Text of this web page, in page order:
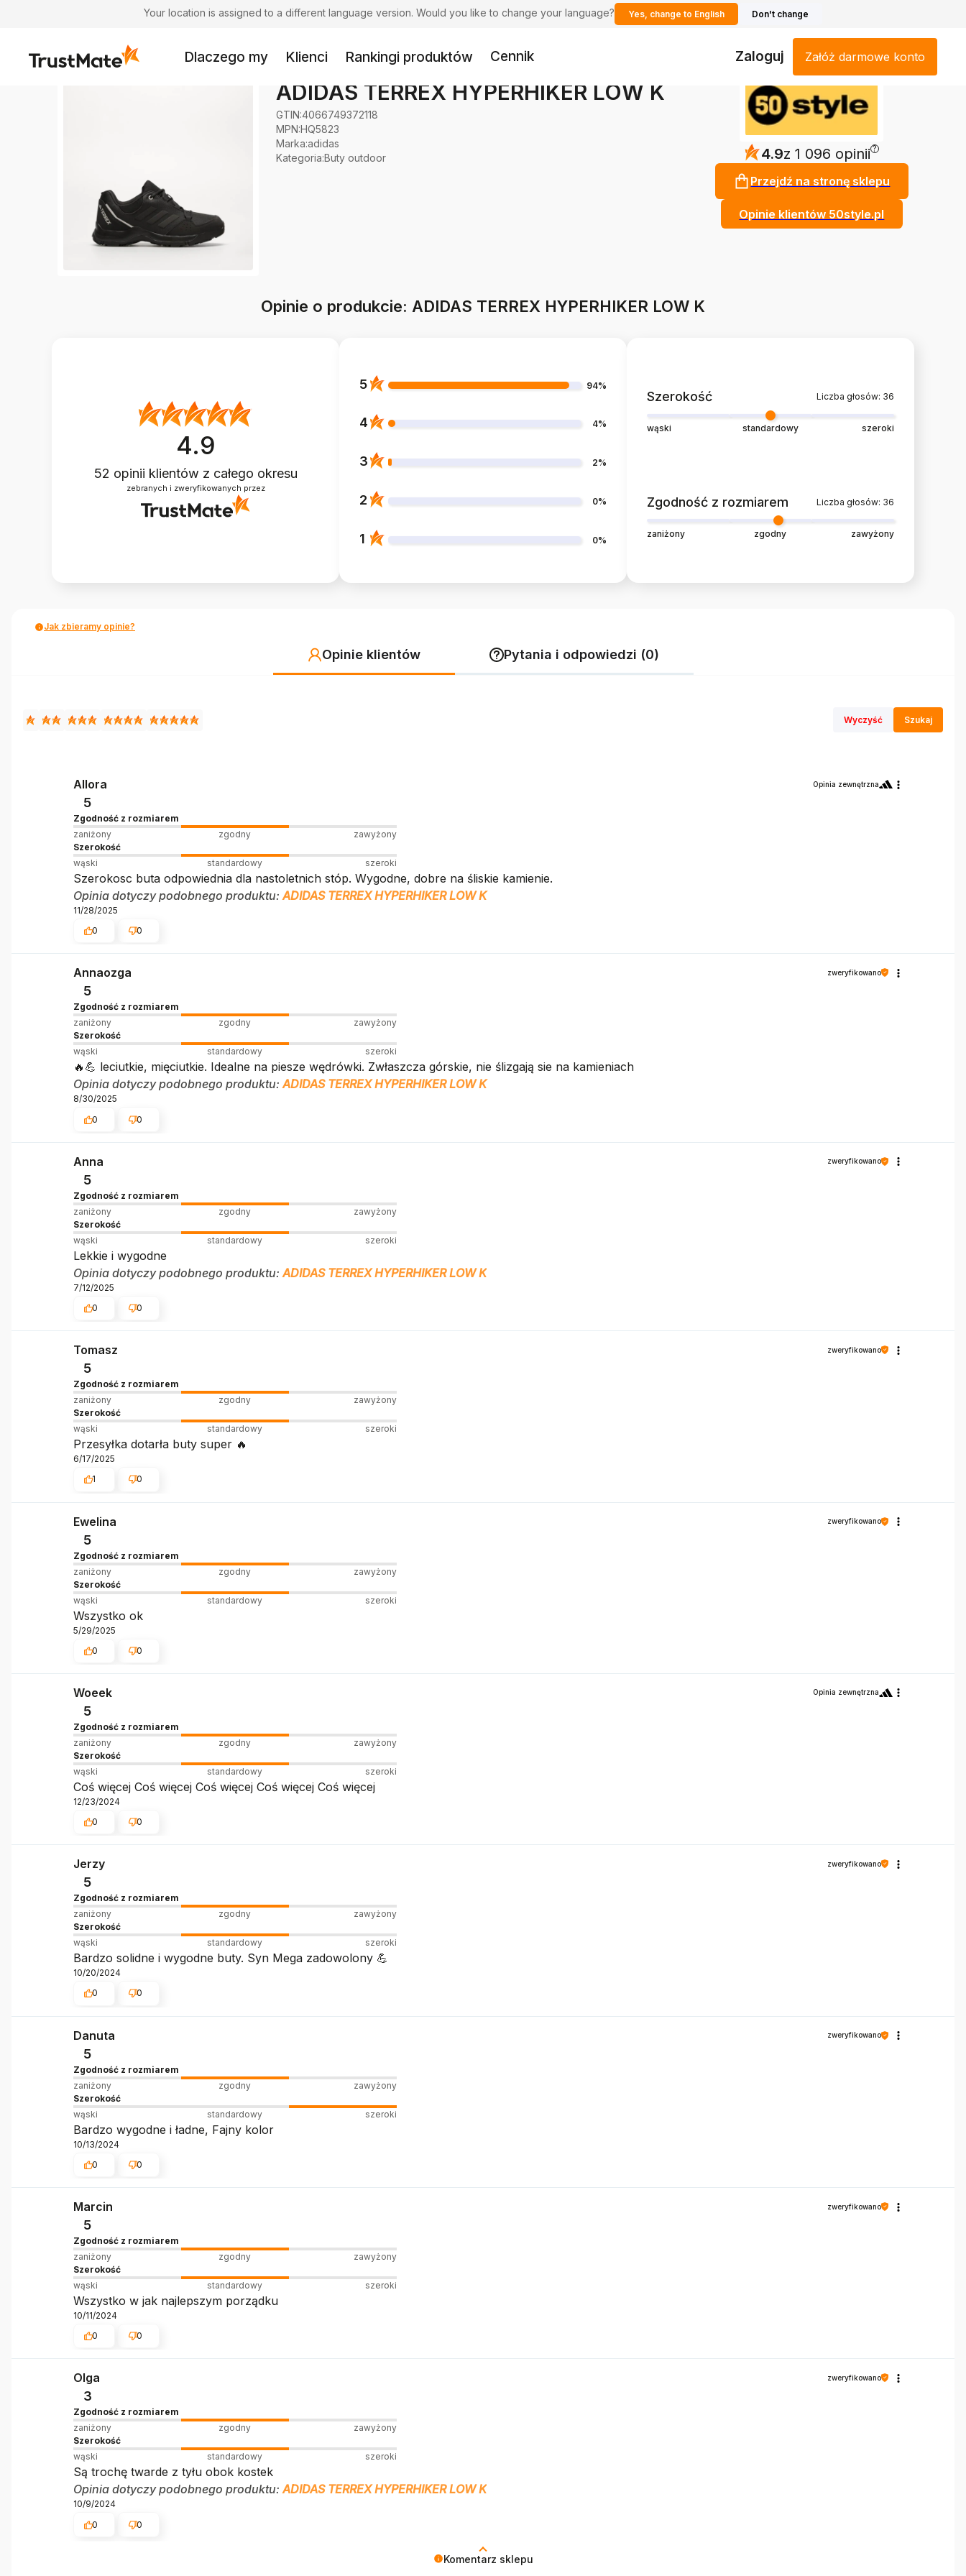
Your location is assigned to a different language version. Would you like to change your language? Yes, change to English Don't change
Dlaczego my Klienci Rankingi produktów Cennik Zaloguj Załóż darmowe konto
ADIDAS TERREX HYPERHIKER LOW K
GTIN:4066749372118
MPN:HQ5823
Marka:adidas
Kategoria:Buty outdoor 4.9z 1 096 opinii ?
Przejdź na stronę sklepu
Opinie klientów 50style.pl
Opinie o produkcie: ADIDAS TERREX HYPERHIKER LOW K
4.9
52 opinii klientów z całego okresu
zebranych i zweryfikowanych przez
5 94%
4 4%
3 2%
2 0%
1 0%
Szerokość Liczba głosów: 36
wąski standardowy szeroki
Zgodność z rozmiarem Liczba głosów: 36
zaniżony zgodny zawyżony
Jak zbieramy opinie?
Opinie klientów Pytania i odpowiedzi (0)
Wyczyść Szukaj
Allora Opinia zewnętrzna
5
Zgodność z rozmiarem
zaniżony
zgodny
zawyżony
Szerokość
wąski
standardowy szeroki
Szerokosc buta odpowiednia dla nastoletnich stóp. Wygodne, dobre na śliskie kamienie.
Opinia dotyczy podobnego produktu:ADIDAS TERREX HYPERHIKER LOW K
11/28/2025
0
0
Annaozga zweryfikowano
5
Zgodność z rozmiarem
zaniżony
zgodny
zawyżony
Szerokość
wąski
standardowy szeroki
🔥💪 leciutkie, mięciutkie. Idealne na piesze wędrówki. Zwłaszcza górskie, nie ślizgają sie na kamieniach
Opinia dotyczy podobnego produktu:ADIDAS TERREX HYPERHIKER LOW K
8/30/2025
0
0
Anna zweryfikowano
5
Zgodność z rozmiarem
zaniżony
zgodny
zawyżony
Szerokość
wąski
standardowy szeroki
Lekkie i wygodne
Opinia dotyczy podobnego produktu: ADIDAS TERREX HYPERHIKER LOW K
7/12/2025
0
0
Tomasz zweryfikowano
5
Zgodność z rozmiarem
zaniżony
zgodny
zawyżony
Szerokość
wąski
standardowy szeroki
Przesyłka dotarła buty super 🔥
6/17/2025
1
0
Ewelina zweryfikowano
5
Zgodność z rozmiarem
zaniżony
zgodny
zawyżony
Szerokość
wąski
standardowy szeroki
Wszystko ok
5/29/2025
0
0
Woeek Opinia zewnętrzna
5
Zgodność z rozmiarem
zaniżony
zgodny
zawyżony
Szerokość
wąski
standardowy szeroki
Coś więcej Coś więcej Coś więcej Coś więcej Coś więcej
12/23/2024
0
0
Jerzy zweryfikowano
5
Zgodność z rozmiarem
zaniżony
zgodny
zawyżony
Szerokość
wąski
standardowy szeroki
Bardzo solidne i wygodne buty. Syn Mega zadowolony 💪
10/20/2024
0
0
Danuta zweryfikowano
5
Zgodność z rozmiarem
zaniżony
zgodny
zawyżony
Szerokość
wąski
standardowy szeroki
Bardzo wygodne i ładne, Fajny kolor
10/13/2024
0
0
Marcin zweryfikowano
5
Zgodność z rozmiarem
zaniżony
zgodny
zawyżony
Szerokość
wąski
standardowy szeroki
Wszystko w jak najlepszym porządku
10/11/2024
0
0
Komentarz sklepu
Olga zweryfikowano
3
Zgodność z rozmiarem
zaniżony
zgodny
zawyżony
Szerokość
wąski
standardowy szeroki
Są trochę twarde z tyłu obok kostek
Opinia dotyczy podobnego produktu:ADIDAS TERREX HYPERHIKER LOW K
10/9/2024
0
0